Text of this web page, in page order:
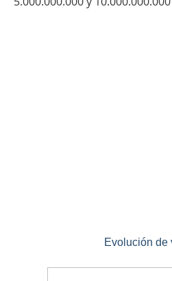
Evolución de